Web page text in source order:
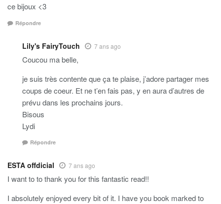
ce bijoux <3
Répondre
Lily's FairyTouch 7 ans ago
Coucou ma belle,
je suis très contente que ça te plaise, j’adore partager mes
coups de coeur. Et ne t’en fais pas, y en aura d’autres de
prévu dans les prochains jours.
Bisous
Lydi
Répondre
ESTA offdicial 7 ans ago
I want to to thank you for this fantastic read!!
I absolutely enjoyed every bit of it. I have you book marked to